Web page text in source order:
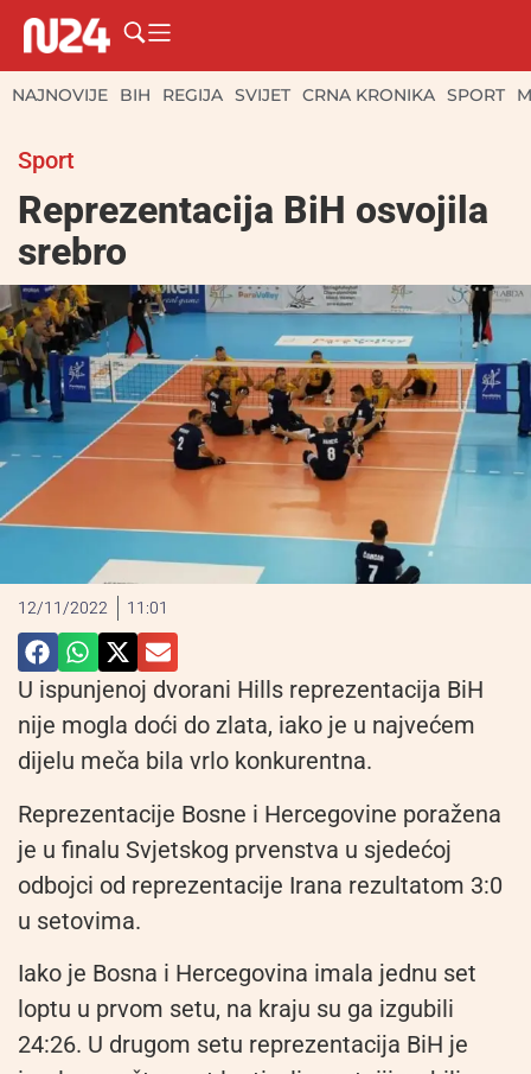
NAJNOVIJE BIH REGIJA SVIJET CRNA KRONIKA SPORT
Sport
Reprezentacija BiH osvojila
srebro
12/11/2022 11:01
U ispunjenoj dvorani Hills reprezentacija BiH
nije mogla doći do zlata, iako je u najvećem
dijelu meča bila vrlo konkurentna.
Reprezentacije Bosne i Hercegovine poražena
je u finalu Svjetskog prvenstva u sjedećoj
odbojci od reprezentacije Irana rezultatom 3:0
u setovima.
Iako je Bosna i Hercegovina imala jednu set
loptu u prvom setu, na kraju su ga izgubili
24:26. U drugom setu reprezentacija BiH je